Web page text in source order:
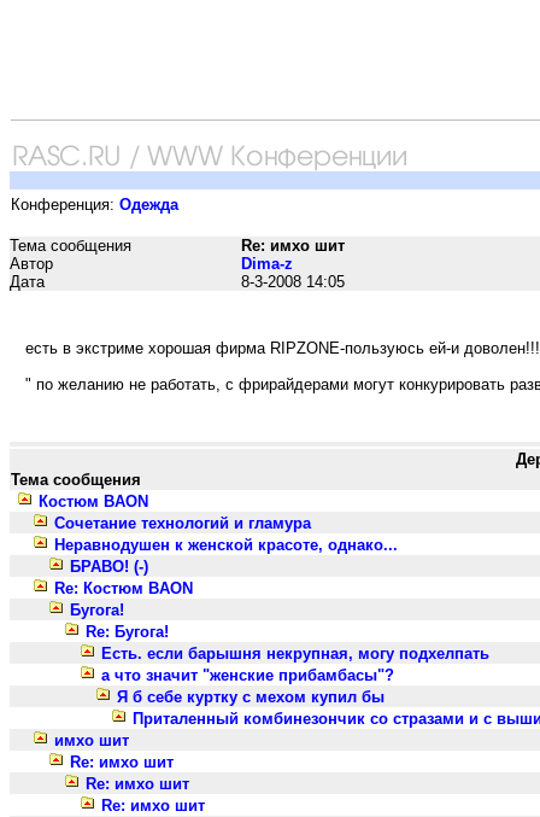
Конференция: Одежда
Тема сообщения
Re: имхо шит
Автор
Dima-z
Дата
8-3-2008 14:05
есть в экстриме хорошая фирма RIPZONE-пользуюсь ей-и
" по желанию не работать, с фрирайдерами могут конкурировать
Тема сообщения
Костюм BAON
Сочетание технологий и гламура
Неравнодушен к женской красоте, однако...
БРАВО! (-)
Re: Костюм BAON
Бугога!
Re: Бугога!
Есть. если барышня некрупная, могу подхелпать
а что значит "женские прибамбасы"?
Я б себе куртку с мехом купил бы
Приталенный комбинезончик со стразами и с
имхо шит
Re: имхо шит
Re: имхо шит
Re: имхо шит